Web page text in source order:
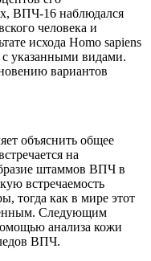
ВПЧ-16 наблюдался
человека и
исхода Homo sapiens
указанными видами.
вариантов
объяснить общее
на
штаммов ВПЧ в
встречаемость
тогда как в мире этот
Следующим
анализа кожи
ВПЧ.